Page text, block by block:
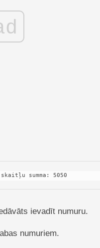
summa: 5050
ievadīt numuru.
numuriem.